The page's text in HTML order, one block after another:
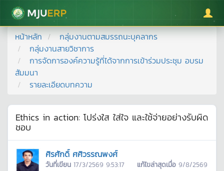
มหาวิทยาลัยแม่โจ้
หน้าหลัก
กลุ่มงานตามสมรรถนะบุคลากร
กลุ่มงานสายวิชาการ
การจัดการองค์ความรู้ที่ได้จากการเข้าร่วมประชุม อบรม
สัมมนา
รายละเอียดบทความ
Ethics in action: โปร่งใส ใส่ใจ และใช้จ่ายอย่างรับผิด
ชอบ
ศิรศักดิ์ ศศิวรรณพงศ์
วันที่เขียน 17/3/2569 9:53:17 แก้ไขล่าสุดเมื่อ 9/8/2569